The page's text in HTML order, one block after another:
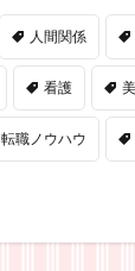
人間関係
看護
転職ノウハウ